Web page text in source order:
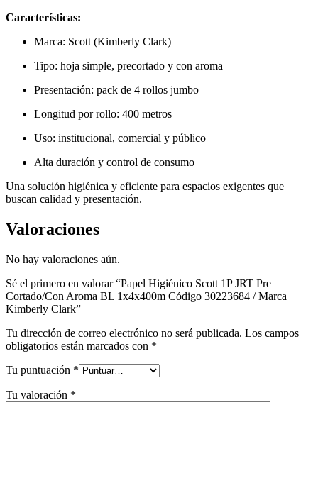
Características:
Marca: Scott (Kimberly Clark)
Tipo: hoja simple, precortado y con aroma
Presentación: pack de 4 rollos jumbo
Longitud por rollo: 400 metros
Uso: institucional, comercial y público
Alta duración y control de consumo
Una solución higiénica y eficiente para espacios exigentes que
buscan calidad y presentación.
Valoraciones
No hay valoraciones aún.
Sé el primero en valorar “Papel Higiénico Scott 1P JRT Pre
Cortado/Con Aroma BL 1x4x400m Código 30223684 / Marca
Kimberly Clark”
Tu dirección de correo electrónico no será publicada. Los campos
obligatorios están marcados con *
Tu puntuación *
Tu valoración *